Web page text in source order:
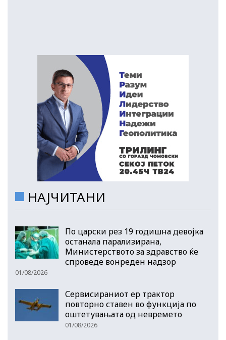
НАЈЧИТАНИ
По царски рез 19 годишна девојка
останала парализирана,
Министерството за здравство ќе
спроведе вонреден надзор
01/08/2026
Сервисираниот ер трактор
повторно ставен во функција по
оштетувањата од невремето
01/08/2026